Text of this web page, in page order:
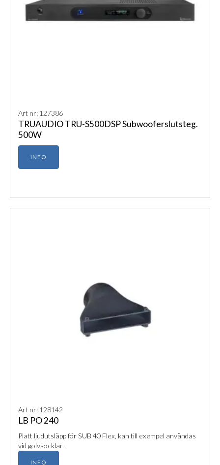
Art nr: 127386
TRUAUDIO TRU-S500DSP Subwooferslutsteg.
500W
INFO
Art nr: 128142
LB PO 240
Platt ljudutsläpp för SUB 40 Flex, kan till exempel användas
vid golvsocklar.
INFO